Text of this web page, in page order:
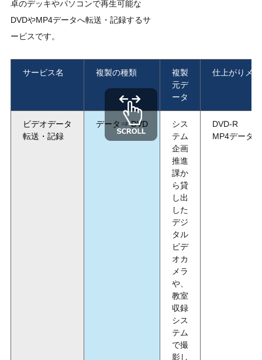
卓のデッキやパソコンで再生可能な
DVDやMP4データへ転送・記録するサ
ービスです。
サービス名 複製の種類
複製
元デ
ータ
仕上がりメ
ビデオデータ
転送・記録
データ⇒DVD
シス
テム
企画
推進
課か
ら貸
し出
した
デジ
タル
ビデ
オカ
メラ
や、
教室
収録
シス
テム
で撮
影し
DVD-R
MP4データ